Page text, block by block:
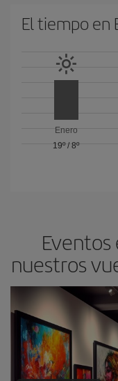
El tiempo en
Enero
19º/8º
Eventos
nuestros